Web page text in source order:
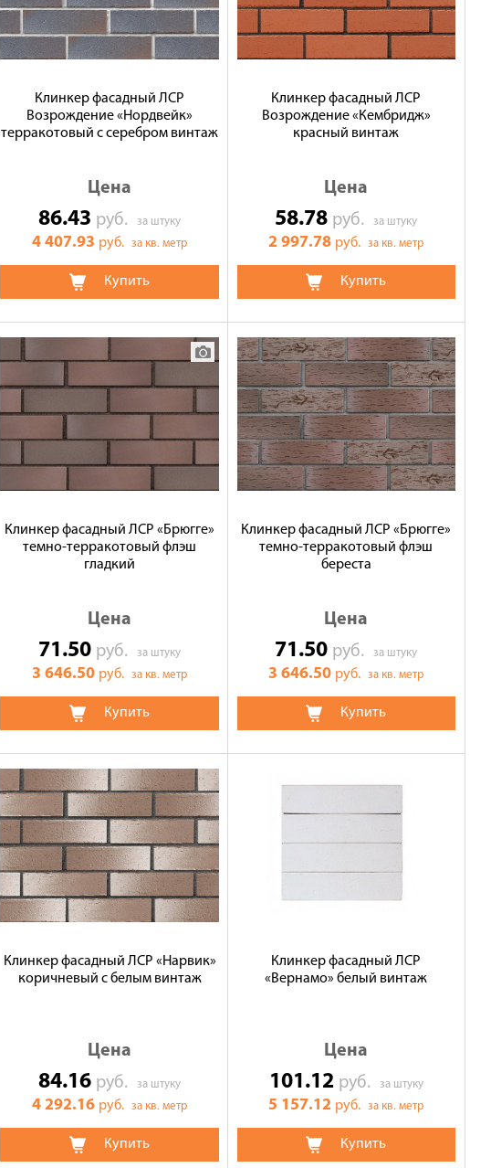
Клинкер фасадный ЛСР
Возрождение «Нордвейк»
терракотовый с серебром винтаж
Цена
86.43 руб.за штуку
4 407.93 руб.за кв. метр
Купить
Клинкер фасадный ЛСР
Возрождение «Кембридж»
красный винтаж
Цена
58.78 руб.за штуку
2 997.78 руб.за кв. метр
Купить
Клинкер фасадный ЛСР «Брюгге»
темно-терракотовый флэш
гладкий
Цена
71.50 руб.за штуку
3 646.50 руб.за кв. метр
Купить
Клинкер фасадный ЛСР «Брюгге»
темно-терракотовый флэш
береста
Цена
71.50 руб.за штуку
3 646.50 руб.за кв. метр
Купить
Клинкер фасадный ЛСР «Нарвик»
коричневый с белым винтаж
Цена
84.16 руб.за штуку
4 292.16 руб.за кв. метр
Купить
Клинкер фасадный ЛСР
«Вернамо» белый винтаж
Цена
101.12 руб. за штуку
5 157.12 руб.за кв. метр
Купить